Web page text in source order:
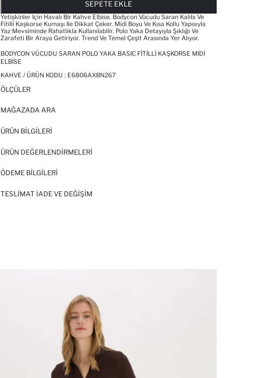
SEPETE EKLE
Yetişkinler Için Havalı Bir Kahve Elbise. Bodycon Vücudu Saran Kalıbı Ve
Fitilli Kaşkorse Kumaşı Ile Dikkat Çeker. Midi Boyu Ve Kısa Kollu Yapısıyla
Yaz Mevsiminde Rahatlıkla Kullanılabilir. Polo Yaka Detayıyla Şıklığı Ve
Zarafeti Bir Araya Getiriyor. Trend Ve Temel Çeşit Arasında Yer Alıyor.
BODYCON VÜCUDU SARAN POLO YAKA BASIC FITILLI KAŞKORSE MIDI
ELBISE
KAHVE / ÜRÜN KODU : E6806AXBN267
ÖLÇÜLER
MAĞAZADA ARA
ÜRÜN BILGILERI
ÜRÜN DEĞERLENDİRMELERİ
ÖDEME BİLGİLERİ
TESLIMAT İADE VE DEĞIŞIM